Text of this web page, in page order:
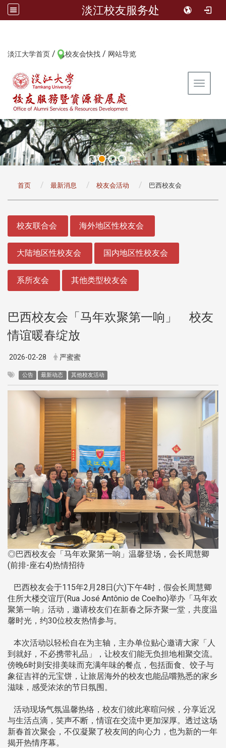
淡江校友服务处
淡江大学首页 / 校友会快找 / 网站导览
Toggle
首页 最新消息 校友会活动 巴西校友会
校友联合会 海外地区性校友会
大陆地区性校友会 国内地区性校友会
系所友会 其他类型校友会
巴西校友会「马年欢聚第一响」 校友
情谊暖春绽放
2026-02-28 严蜜蜜
公告 最新动态 其他校友活动
◎巴西校友会「马年欢聚第一响」温馨登场，会长周慧卿
(前排-座右4)热情招待
巴西校友会于115年2月28日(六)下午4时，假会长周慧卿
住所大楼交谊厅(Rua José Antônio de Coelho)举办「马年欢
聚第一响」活动，邀请校友们在新春之际齐聚一堂，共度温
馨时光，约30位校友热情参与。
本次活动以轻松自在为主轴，主办单位贴心邀请大家「人
到就好，不必携带礼品」，让校友们能无负担地相聚交流。
傍晚6时则安排美味而充满年味的餐点，包括面食、饺子与
象征吉祥的元宝饼，让旅居海外的校友也能品嚐熟悉的家乡
滋味，感受浓浓的节日氛围。
活动现场气氛温馨热络，校友们彼此寒暄问候，分享近况
与生活点滴，笑声不断，情谊在交流中更加深厚。透过这场
新春首次聚会，不仅凝聚了校友间的向心力，也为新的一年
揭开热情序幕。